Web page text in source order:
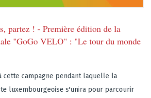
partez ! - Première édition de la
"GoGo VELO" : "Le tour du monde
cette campagne pendant laquelle la
luxembourgeoise s'unira pour parcourir